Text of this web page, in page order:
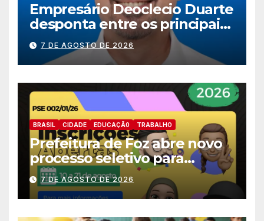
Empresário Deoclecio Duarte
desponta entre os principais
nomes do União Brasil para
deputado estadual
7 DE AGOSTO DE 2026
BRASIL CIDADE EDUCAÇÃ0 TRABALHO
Prefeitura de Foz abre novo
processo seletivo para
estagiários
7 DE AGOSTO DE 2026